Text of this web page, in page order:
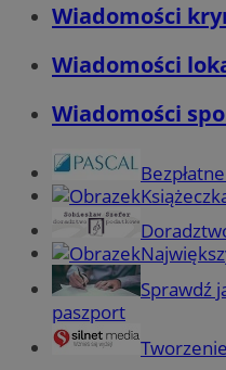
Wiadomości
Wiadomości
Wiadomości
Sprawdź
paszport